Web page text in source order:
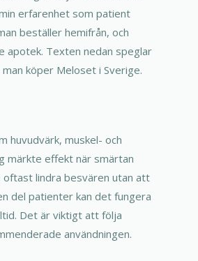
erfarenhet som patient
beställer hemifrån, och
apotek. Texten nedan speglar
köper Meloset i Sverige.
huvudvärk, muskel- och
märkte effekt när smärtan
oftast lindra besvären utan att
del patienter kan det fungera
Det är viktigt att följa
användningen.